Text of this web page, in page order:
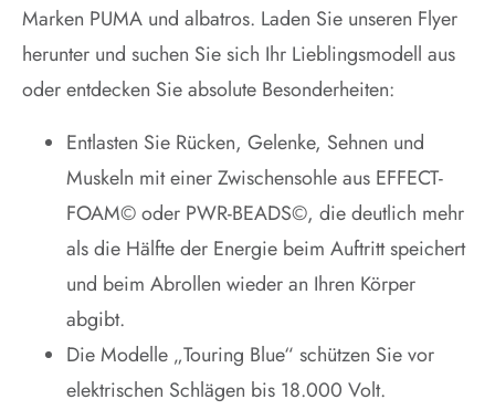
Marken PUMA und albatros. Laden Sie unseren Flyer
herunter und suchen Sie sich Ihr Lieblingsmodell aus
oder entdecken Sie absolute Besonderheiten:
Entlasten Sie Rücken, Gelenke, Sehnen und
Muskeln mit einer Zwischensohle aus EFFECT-
FOAM© oder PWR-BEADS©, die deutlich mehr
als die Hälfte der Energie beim Auftritt speichert
und beim Abrollen wieder an Ihren Körper
abgibt.
Die Modelle „Touring Blue“ schützen Sie vor
elektrischen Schlägen bis 18.000 Volt.